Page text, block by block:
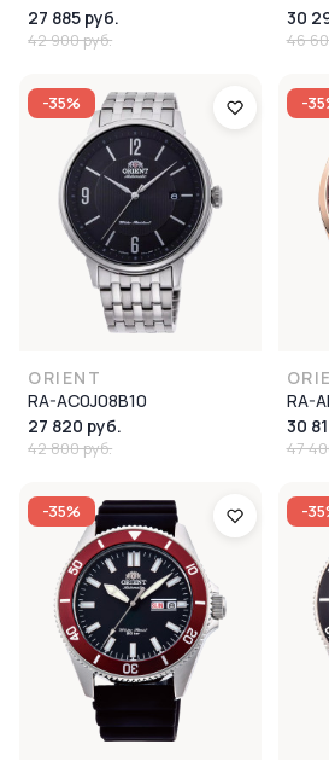
27 885 руб.
42 900 руб.
30
46
-35%
ORIENT
RA-AC0J08B10
27 820 руб.
42 800 руб.
-
RA-
30
47
-35% -